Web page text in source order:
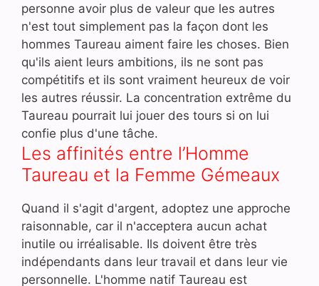
personne avoir plus de valeur que les autres
n'est tout simplement pas la façon dont les
hommes Taureau aiment faire les choses. Bien
qu'ils aient leurs ambitions, ils ne sont pas
compétitifs et ils sont vraiment heureux de voir
les autres réussir. La concentration extrême du
Taureau pourrait lui jouer des tours si on lui
confie plus d'une tâche.
Les affinités entre l’Homme
Taureau et la Femme Gémeaux
Quand il s'agit d'argent, adoptez une approche
raisonnable, car il n'acceptera aucun achat
inutile ou irréalisable. Ils doivent être très
indépendants dans leur travail et dans leur vie
personnelle. L'homme natif Taureau est